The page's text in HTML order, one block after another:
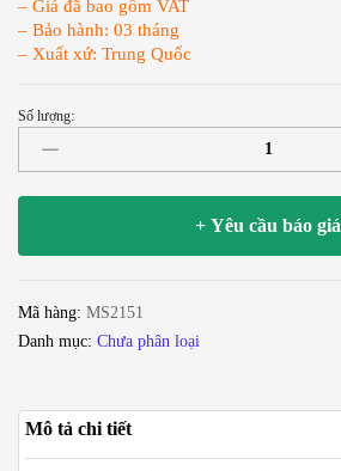
– Giá đã bao gồm VAT
– Bảo hành: 03 tháng
– Xuất xứ: Trung Quốc
Cạc
chuyển
số
lượng
Số lượng:
+ Yêu cầu báo giá
Mã hàng: MS2151
Danh mục: Chưa phân loại
Mô tả chi tiết